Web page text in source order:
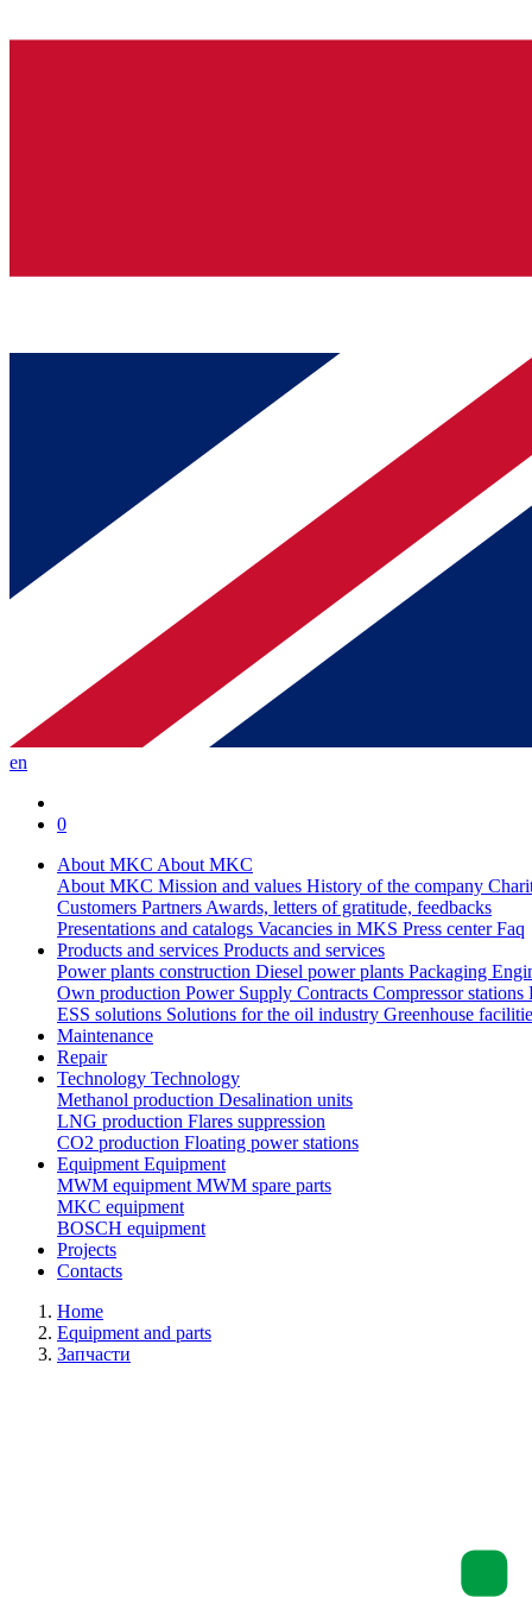
en
0
About MKC About MKC
About MKC Mission and values History of the company
Customers PartnersAwards, letters of gratitude, feedbacks
Presentations and catalogs Vacancies in MKS Press centerFaq
Products and services Products and services
Power plants construction Diesel power plants Packaging
Own production Power Supply Contracts Compressor stations
ESS solutions Solutions for the oil industry Greenhouse
Maintenance
Repair
Technology Technology
Methanol production Desalination units
LNG production Flares suppression
СО2 production Floating power stations
EquipmentEquipment
MWM equipmentMWM spare parts
MKC equipment
BOSCH equipment
Projects
Contacts
Home
Equipment and parts
Запчасти